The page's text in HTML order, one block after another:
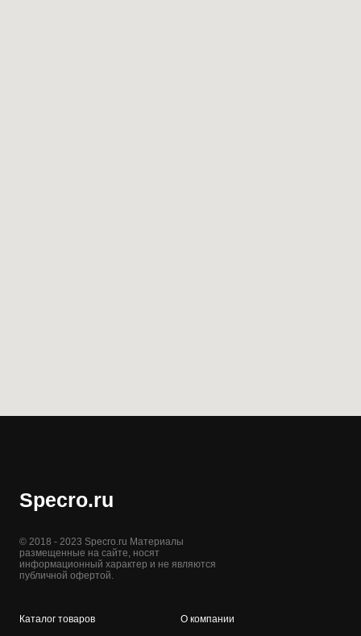
Specro.ru
© 2018 - 2023 Specro.ru Материалы
размещенные на сайте, носят
информационный характер и не являются
публичной офертой.
Каталог товаров О компании